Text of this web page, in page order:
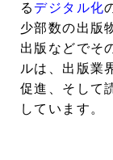
る デジタル化
少部数の出版
出版などでそ
ルは、出版業
促進、そして
しています。